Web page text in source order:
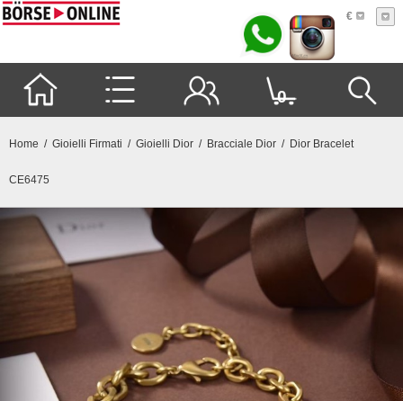
€
0
Home / Gioielli Firmati / Gioielli Dior / Bracciale Dior / Dior Bracelet
CE6475